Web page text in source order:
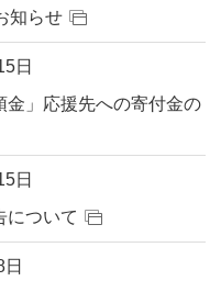
知らせ
日
金」応援先への寄付金の
日
について